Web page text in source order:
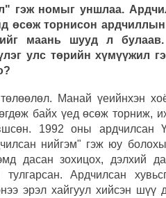
гэж номыг уншлаа.
өсөж торнисон ардчиллын
маань шууд л булаав.
улс төрийн хүмүүжил
Манай үеийнхэн
байх үед өсөж торниж,
1992 оны ардчилсан
нийгэм" гэж юу
дасан зохицох, дэлхий
тулгарсан. Ардчилсан
эрэл хайгуул хийсэн шүү